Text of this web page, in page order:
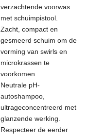
verzachtende voorwas
met schuimpistool.
Zacht, compact en
gesmeerd schuim om de
vorming van swirls en
microkrassen te
voorkomen.
Neutrale pH-
autoshampoo,
ultrageconcentreerd met
glanzende werking.
Respecteer de eerder